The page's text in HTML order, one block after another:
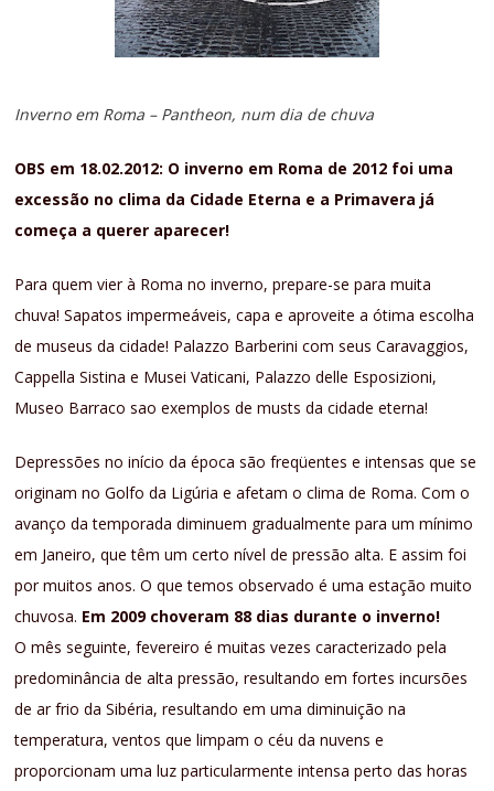
Inverno em Roma – Pantheon, num dia de chuva
OBS em 18.02.2012: O inverno em Roma de 2012 foi uma
excessão no clima da Cidade Eterna e a Primavera já
começa a querer aparecer!
Para quem vier à Roma no inverno, prepare-se para muita
chuva! Sapatos impermeáveis, capa e aproveite a ótima escolha
de museus da cidade! Palazzo Barberini com seus Caravaggios,
Cappella Sistina e Musei Vaticani, Palazzo delle Esposizioni,
Museo Barraco sao exemplos de musts da cidade eterna!
Depressões no início da época são freqüentes e intensas que se
originam no Golfo da Ligúria e afetam o clima de Roma. Com o
avanço da temporada diminuem gradualmente para um mínimo
em Janeiro, que têm um certo nível de pressão alta. E assim foi
por muitos anos. O que temos observado é uma estação muito
chuvosa. Em 2009 choveram 88 dias durante o inverno!
O mês seguinte, fevereiro é muitas vezes caracterizado pela
predominância de alta pressão, resultando em fortes incursões
de ar frio da Sibéria, resultando em uma diminuição na
temperatura, ventos que limpam o céu da nuvens e
proporcionam uma luz particularmente intensa perto das horas